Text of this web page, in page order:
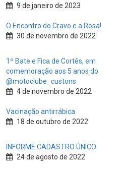
9 de janeiro de 2023
O Encontro do Cravo e a Rosa!
30 de novembro de 2022
1º Bate e Fica de Cortês, em
comemoração aos 5 anos do
@motoclube_custons
4 de novembro de 2022
Vacinação antirrábica
18 de outubro de 2022
INFORME CADASTRO ÚNICO
24 de agosto de 2022